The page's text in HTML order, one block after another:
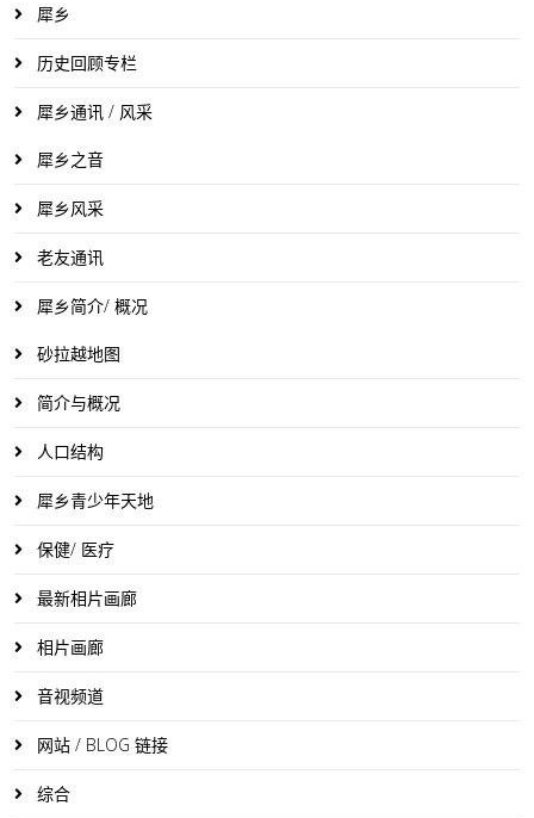
犀乡
历史回顾专栏
犀乡通讯 / 风采
犀乡之音
犀乡风采
老友通讯
犀乡简介/ 概况
砂拉越地图
简介与概况
人口结构
犀乡青少年天地
保健/ 医疗
最新相片画廊
相片画廊
音视频道
网站 / BLOG 链接
综合